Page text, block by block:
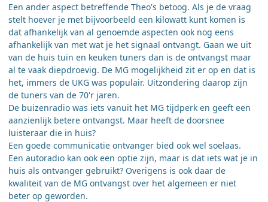
Een ander aspect betreffende Theo's betoog. Als je de vraag
stelt hoever je met bijvoorbeeld een kilowatt kunt komen is
dat afhankelijk van al genoemde aspecten ook nog eens
afhankelijk van met wat je het signaal ontvangt. Gaan we uit
van de huis tuin en keuken tuners dan is de ontvangst maar
al te vaak diepdroevig. De MG mogelijkheid zit er op en dat is
het, immers de UKG was populair. Uitzondering daarop zijn
de tuners van de 70'r jaren.
De buizenradio was iets vanuit het MG tijdperk en geeft een
aanzienlijk betere ontvangst. Maar heeft de doorsnee
luisteraar die in huis?
Een goede communicatie ontvanger bied ook wel soelaas.
Een autoradio kan ook een optie zijn, maar is dat iets wat je in
huis als ontvanger gebruikt? Overigens is ook daar de
kwaliteit van de MG ontvangst over het algemeen er niet
beter op geworden.